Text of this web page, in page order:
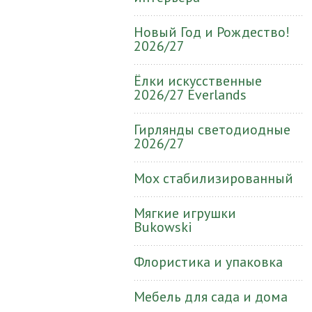
Новый Год и Рождество!
2026/27
Ёлки искусственные
2026/27 Everlands
Гирлянды светодиодные
2026/27
Мох стабилизированный
Мягкие игрушки
Bukowski
Флористика и упаковка
Мебель для сада и дома